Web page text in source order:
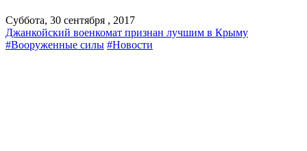
Суббота, 30 сентября , 2017
Джанкойский военкомат признан лучшим в Крыму
#Вооруженные силы #Новости